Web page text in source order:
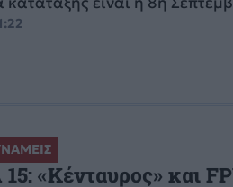
«Κένταυρος» και